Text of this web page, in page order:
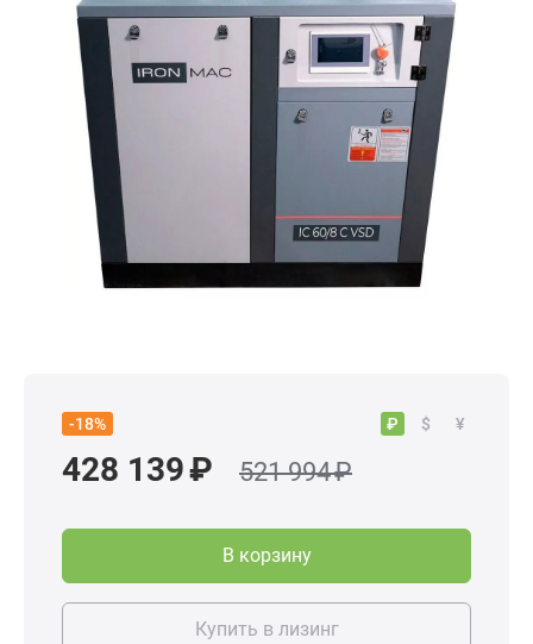
₽ $ ¥
-18%
428 139 ₽ 521 994 ₽
В корзину
Купить в лизинг